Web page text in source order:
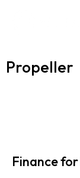
Propeller
Finance for